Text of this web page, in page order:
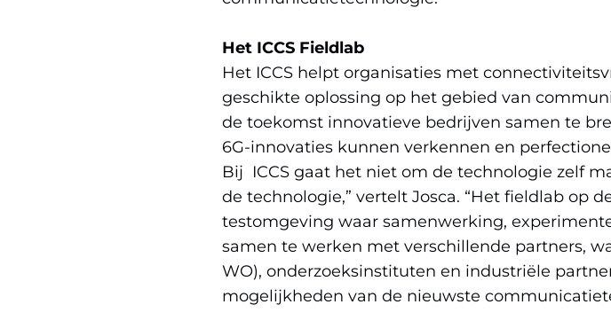
Het ICCS Fieldlab
Het ICCS helpt organisaties met
geschikte oplossing op het gebied van
de toekomst innovatieve bedrijven samen te
6G-innovaties kunnen verkennen en
Bij ICCS gaat het niet om de technologie zelf
de technologie,” vertelt Josca. “Het fieldlab op
testomgeving waar samenwerking,
samen te werken met verschillende partners,
WO), onderzoeksinstituten en industriële
mogelijkheden van de nieuwste